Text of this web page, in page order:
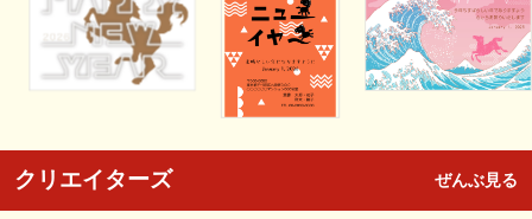
クリエイターズ ぜんぶ見る